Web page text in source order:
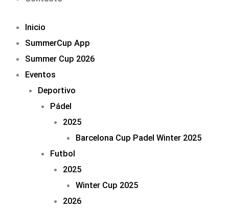
Inicio
SummerCup App
Summer Cup 2026
Eventos
Deportivo
Pádel
2025
Barcelona Cup Padel Winter 2025
Futbol
2025
Winter Cup 2025
2026